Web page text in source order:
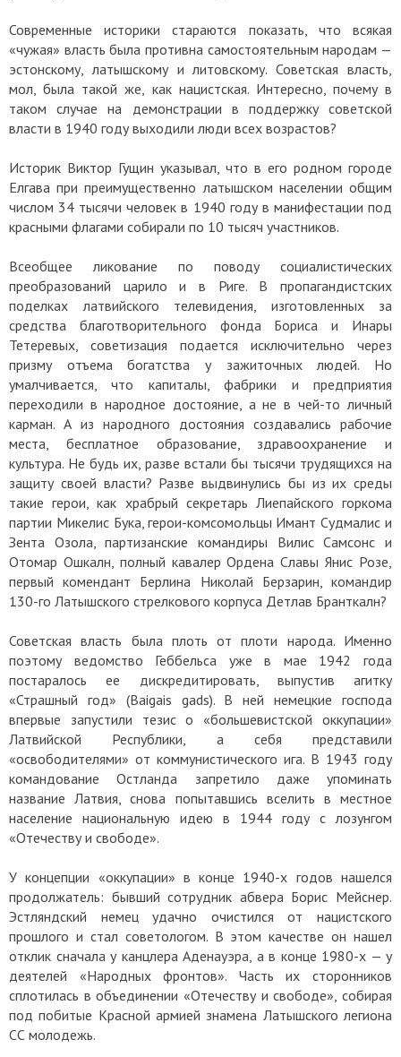
Современные историки стараются показать, что всякая
«чужая» власть была противна самостоятельным народам —
эстонскому, латышскому и литовскому. Советская власть,
мол, была такой же, как нацистская. Интересно, почему в
таком случае на демонстрации в поддержку советской
власти в 1940 году выходили люди всех возрастов?
Историк Виктор Гущин указывал, что в его родном городе
Елгава при преимущественно латышском населении общим
числом 34 тысячи человек в 1940 году в манифестации под
красными флагами собирали по 10 тысяч участников.
Всеобщее ликование по поводу социалистических
преобразований царило и в Риге. В пропагандистских
поделках латвийского телевидения, изготовленных за
средства благотворительного фонда Бориса и Инары
Тетеревых, советизация подается исключительно через
призму отъема богатства у зажиточных людей. Но
умалчивается, что капиталы, фабрики и предприятия
переходили в народное достояние, а не в чей-то личный
карман. А из народного достояния создавались рабочие
места, бесплатное образование, здравоохранение и
культура. Не будь их, разве встали бы тысячи трудящихся на
защиту своей власти? Разве выдвинулись бы из их среды
такие герои, как храбрый секретарь Лиепайского горкома
партии Микелис Бука, герои-комсомольцы Имант Судмалис и
Зента Озола, партизанские командиры Вилис Самсонс и
Отомар Ошкалн, полный кавалер Ордена Славы Янис Розе,
первый комендант Берлина Николай Берзарин, командир
130-го Латышского стрелкового корпуса Детлав Бранткалн?
Советская власть была плоть от плоти народа. Именно
поэтому ведомство Геббельса уже в мае 1942 года
постаралось ее дискредитировать, выпустив агитку
«Страшный год» (Baigais gads). В ней немецкие господа
впервые запустили тезис о «большевистской оккупации»
Латвийской Республики, а себя представили
«освободителями» от коммунистического ига. В 1943 году
командование Остланда запретило даже упоминать
название Латвия, снова попытавшись вселить в местное
население национальную идею в 1944 году с лозунгом
«Отечеству и свободе».
У концепции «оккупации» в конце 1940-х годов нашелся
продолжатель: бывший сотрудник абвера Борис Мейснер.
Эстляндский немец удачно очистился от нацистского
прошлого и стал советологом. В этом качестве он нашел
отклик сначала у канцлера Аденауэра, а в конце 1980-х — у
деятелей «Народных фронтов». Часть их сторонников
сплотилась в объединении «Отечеству и свободе», собирая
под побитые Красной армией знамена Латышского легиона
СС молодежь.